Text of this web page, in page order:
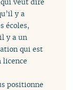
y a
écoles,
y a un
qui est
licence
positionne